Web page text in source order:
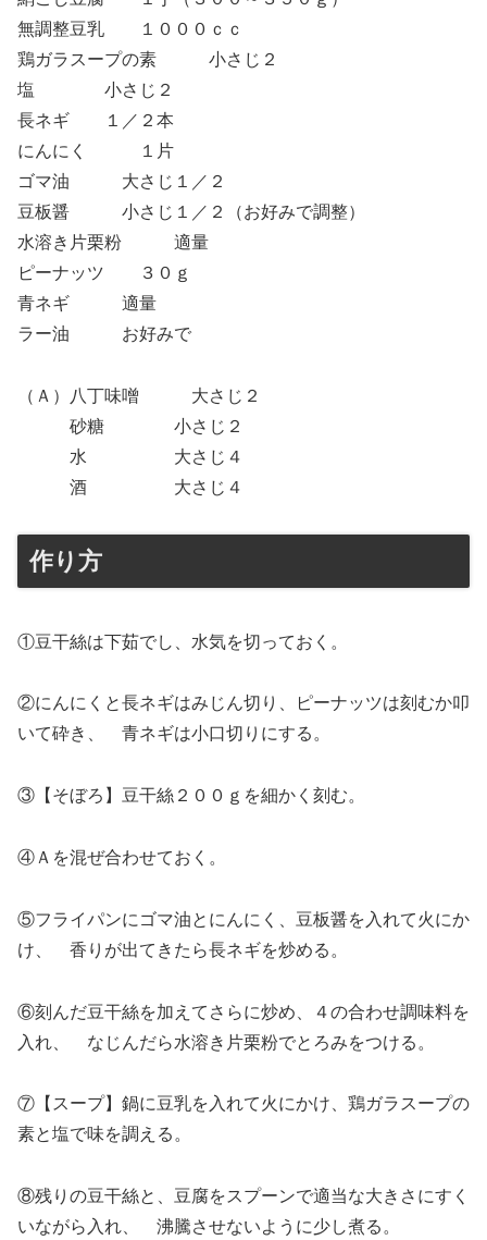
無調整豆乳 １０００ｃｃ
鶏ガラスープの素 小さじ２
塩 小さじ２
長ネギ １／２本
にんにく １片
ゴマ油 大さじ１／２
豆板醤 小さじ１／２（お好みで調整）
水溶き片栗粉 適量
ピーナッツ ３０ｇ
青ネギ 適量
ラー油 お好みで
（Ａ）八丁味噌 大さじ２
砂糖 小さじ２
水 大さじ４
酒 大さじ４
作り方
①豆干絲は下茹でし、水気を切っておく。
②にんにくと長ネギはみじん切り、ピーナッツは刻むか叩
いて砕き、 青ネギは小口切りにする。
③【そぼろ】豆干絲２００ｇを細かく刻む。
④Ａを混ぜ合わせておく。
⑤フライパンにゴマ油とにんにく、豆板醤を入れて火にか
け、 香りが出てきたら長ネギを炒める。
⑥刻んだ豆干絲を加えてさらに炒め、４の合わせ調味料を
入れ、 なじんだら水溶き片栗粉でとろみをつける。
⑦【スープ】鍋に豆乳を入れて火にかけ、鶏ガラスープの
素と塩で味を調える。
⑧残りの豆干絲と、豆腐をスプーンで適当な大きさにすく
いながら入れ、 沸騰させないように少し煮る。